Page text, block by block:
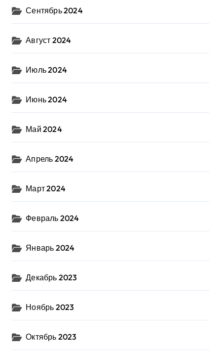
Сентябрь 2024
Август 2024
Июль 2024
Июнь 2024
Май 2024
Апрель 2024
Март 2024
Февраль 2024
Январь 2024
Декабрь 2023
Ноябрь 2023
Октябрь 2023